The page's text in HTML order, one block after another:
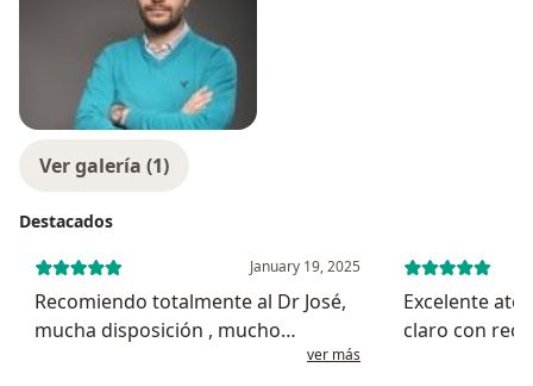
Ver galería (1)
Destacados
January 19, 2025
Recomiendo totalmente al Dr José,
mucha disposición , mucho
ver más
Excelente
claro con